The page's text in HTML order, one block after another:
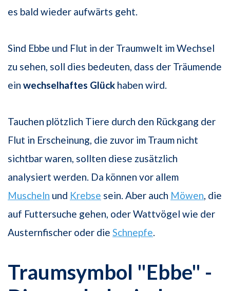
es bald wieder aufwärts geht.
Sind Ebbe und Flut in der Traumwelt im Wechsel
zu sehen, soll dies bedeuten, dass der Träumende
ein wechselhaftes Glück haben wird.
Tauchen plötzlich Tiere durch den Rückgang der
Flut in Erscheinung, die zuvor im Traum nicht
sichtbar waren, sollten diese zusätzlich
analysiert werden. Da können vor allem
Muscheln und Krebse sein. Aber auch Möwen, die
auf Futtersuche gehen, oder Wattvögel wie der
Austernfischer oder die Schnepfe.
Traumsymbol "Ebbe" -